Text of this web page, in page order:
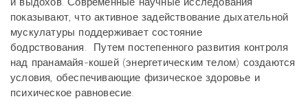
показывают, что активное задействование дыхательной
мускулатуры поддерживает состояние
бодрствования. Путем постепенного развития контроля
над пранамайя-кошей (энергетическим телом) создаются
условия, обеспечивающие физическое здоровье и
психическое равновесие.